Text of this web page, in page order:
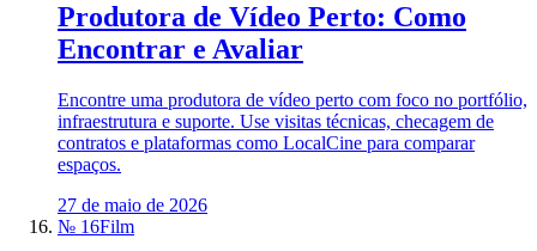
Produtora de Vídeo Perto: Como
Encontrar e Avaliar
Encontre uma produtora de vídeo perto com foco no portfólio,
infraestrutura e suporte. Use visitas técnicas, checagem de
contratos e plataformas como LocalCine para comparar
espaços.
27 de maio de 2026
№ 16Film